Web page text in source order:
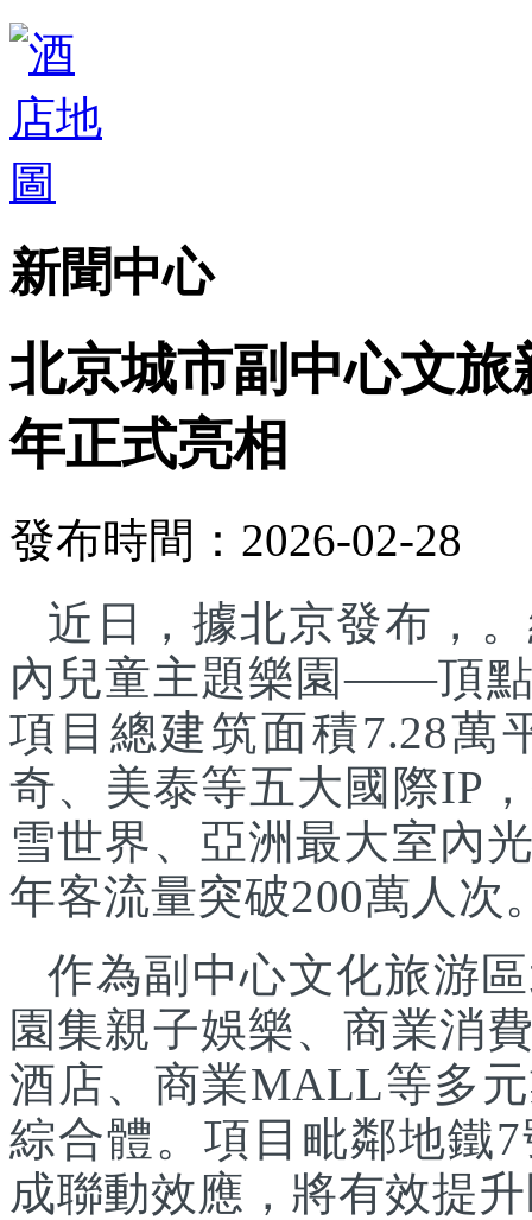
新聞中心
北京城市副中心文
年正式亮相
發布時間：2026-02-28
近日，據北京發布，
內兒童主題樂園——頂
項目總建筑面積7.28萬
奇、美泰等五大國際IP
雪世界、亞洲最大室內
年客流量突破200萬人次
作為副中心文化旅游
園集親子娛樂、商業消
酒店、商業MALL等多
綜合體。項目毗鄰地鐵
成聯動效應，將有效提